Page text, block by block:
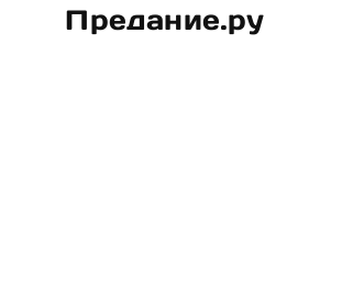
Предание.ру